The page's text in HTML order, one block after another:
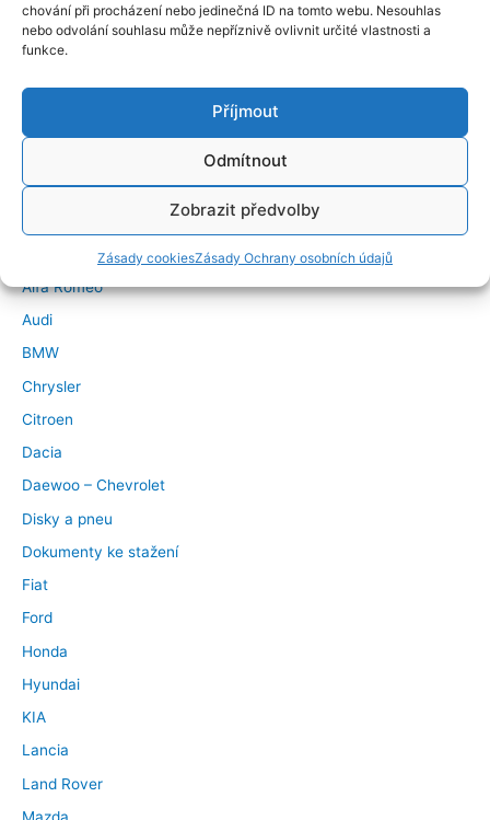
chování při procházení nebo jedinečná ID na tomto webu. Nesouhlas
nebo odvolání souhlasu může nepříznivě ovlivnit určité vlastnosti a
funkce.
Příjmout
Odmítnout
Zobrazit předvolby
Zásady cookiesZásady Ochrany osobních údajů
Značky vozidel
Alfa Romeo
Audi
BMW
Chrysler
Citroen
Dacia
Daewoo – Chevrolet
Disky a pneu
Dokumenty ke stažení
Fiat
Ford
Honda
Hyundai
KIA
Lancia
Land Rover